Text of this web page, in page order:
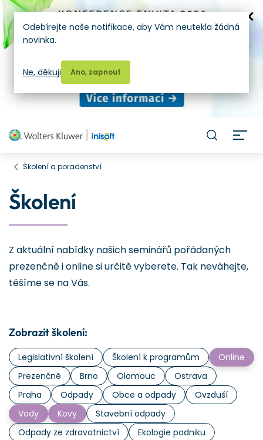
Školení a poradenství
Školení
Z aktuální nabídky našich seminářů pořádaných
prezenčně i online si určitě vyberete. Tak neváhejte,
těšíme se na Vás.
Zobrazit školení:
Legislativní školení Školení k programům
Online
Prezenčně
Brno Olomouc
Ostrava
Praha
Odpady Obce a odpady
Ovzduší
Vody
Kovy
Stavební odpady
Odpady ze zdravotnictví
Ekologie podniku
Odebírejte naše notifikace, aby Vám neutekla žádná
novinka.
Ano, zapnout
Ne, děkuji